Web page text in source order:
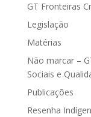
GT Fronteiras
Legislação
Matérias
Não marcar –
Sociais e
Publicações
Resenha